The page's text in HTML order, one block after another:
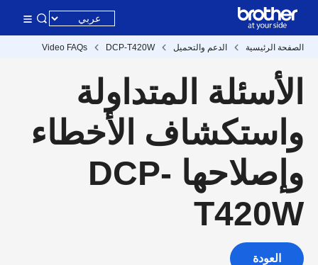
الصفحة الرئيسية الدعم والتحميل DCP-T420W
Video FAQs
الأسئلة المتداولة
واستكشاف الأخطاء
وإصلاحها DCP-
T420W
العودة